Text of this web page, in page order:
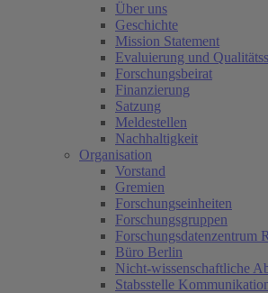
Über uns
Geschichte
Mission Statement
Evaluierung und
Forschungsbeirat
Finanzierung
Satzung
Meldestellen
Nachhaltigkeit
Organisation
Vorstand
Gremien
Forschungseinheiten
Forschungsgruppen
Forschungsdatenzentrum
Büro Berlin
Nicht-wissenschaftliche
Stabsstelle